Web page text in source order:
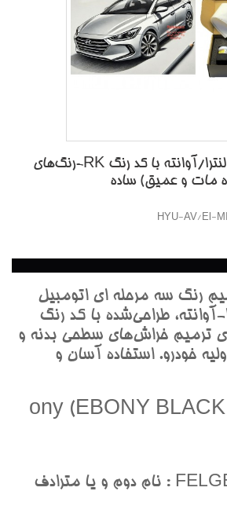
پک خشگير هیوندای النترا/آوانته با کد رنگ RK-رنگ‌هاي
مات و عميق) ساده
HYU-AV/El-
رنگ سه مرحله اي اتومبيل
آوانته، طراحي‌شده با کد رنگ
ترميم خراش‌هاي سطحي بدنه و
خودرو. استفاده آسان و
FELGE EBONY BLA : نام دوم و يا مترادف